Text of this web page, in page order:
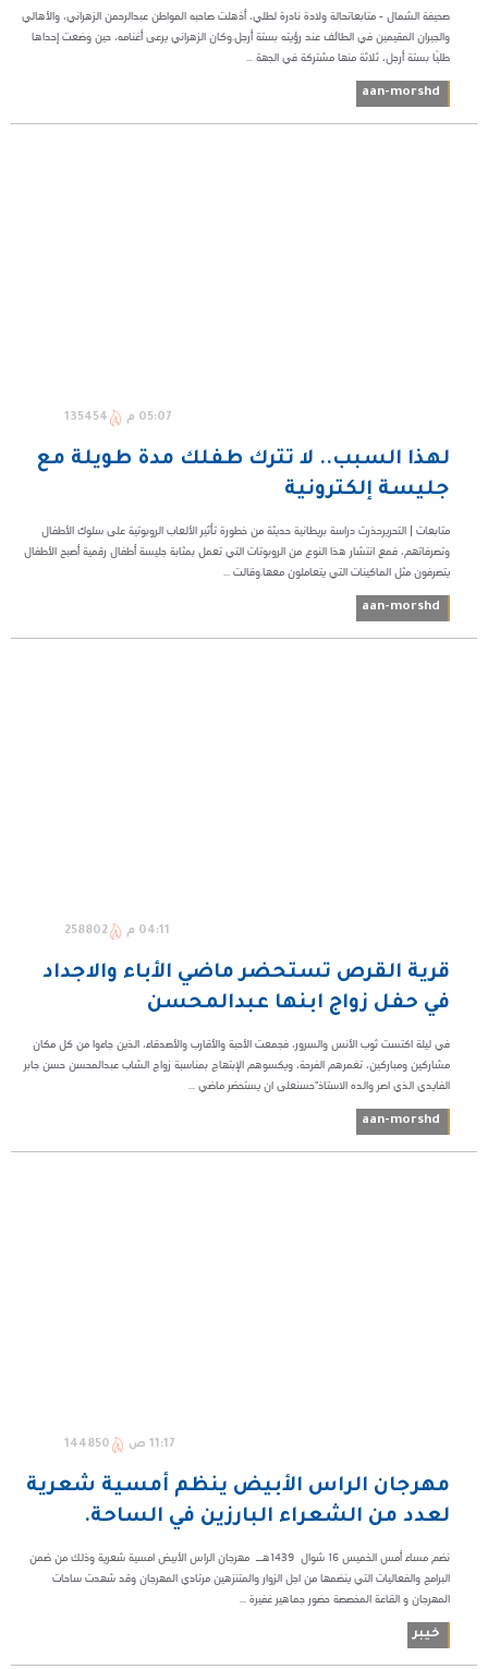
صحيفة الشمال - متابعاتحالة ولادة نادرة لطلي، أذهلت صاحبه المواطن عبدالرحمن الزهراني، والأهالي
والجيران المقيمين في الطائف عند رؤيته بستة أرجل.وكان الزهراني يرعى أغنامه، حين وضعت إحداها
طليًا بستة أرجل، ثلاثة منها مشتركة في الجهة ...
aan-morshd
05:07 م 135454
لهذا السبب.. لا تترك طفلك مدة طويلة مع
جليسة إلكترونية
متابعات | التحريرحذرت دراسة بريطانية حديثة من خطورة تأثير الألعاب الروبوتية على سلوك الأطفال
وتصرفاتهم، فمع انتشار هذا النوع من الروبوتات التي تعمل بمثابة جليسة أطفال رقمية أصبح الأطفال
يتصرفون مثل الماكينات التي يتعاملون معها.وقالت ...
aan-morshd
04:11 م 258802
قرية القرص تستحضر ماضي الأباء والاجداد
في حفل زواج ابنها عبدالمحسن
في ليلة اكتست ثوب الأنس والسرور، فجمعت الأحبة والأقارب والأصدقاء، الذين جاءوا من كل مكان
مشاركين ومباركين، تغمرهم الفرحة، ويكسوهم الإبتهاج بمناسبة زواج الشاب عبدالمحسن حسن جابر
الفايدي الذي اصر والده الاستاذ"حسنعلى ان يستحضر ماضي ...
aan-morshd
11:17 ص 144850
مهرجان الراس الأبيض ينظم أمسية شعرية
لعدد من الشعراء البارزين في الساحة.
نضم مساء أمس الخميس 16 شوال 1439هــ مهرجان الراس الأبيض امسية شعرية وذلك من ضمن
البرامج والفعاليات التي ينضمها من اجل الزوار والمتنزهين مرتادي المهرجان وقد شهدت ساحات
المهرجان و القاعة المخصصة حضور جماهير غفيرة ...
خيبر